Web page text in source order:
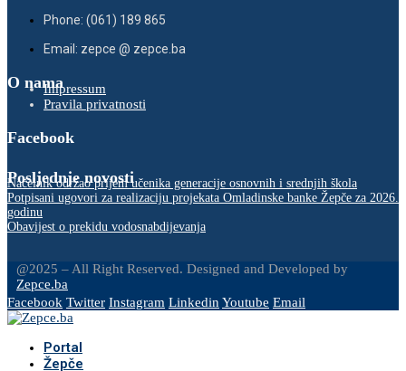
Phone: (061) 189 865
Email: zepce @ zepce.ba
O namaImpressum
Pravila privatnosti
Facebook
Posljednje novosti
Načelnik održao prijem učenika generacije osnovnih i srednjih škola
Potpisani ugovori za realizaciju projekata Omladinske banke Žepče za 2026.
godinu
Obavijest o prekidu vodosnabdijevanja
@2025 – All Right Reserved. Designed and Developed by
Zepce.ba
Facebook Twitter Instagram LinkedinYoutube Email
Portal
Žepče